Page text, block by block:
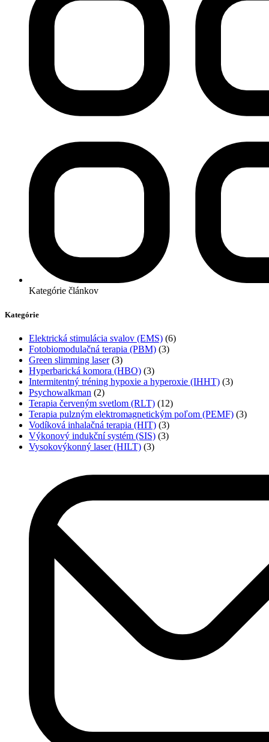
Kategórie článkov
Kategórie
Elektrická stimulácia svalov (EMS) (6)
Fotobiomodulačná terapia (PBM) (3)
Green slimming laser(3)
Hyperbarická komora (HBO) (3)
Intermitentný tréning hypoxie a hyperoxie (IHHT) (3)
Psychowalkman (2)
Terapia červeným svetlom (RLT) (12)
Terapia pulzným elektromagnetickým poľom (PEMF) (3)
Vodíková inhalačná terapia (HIT) (3)
Výkonový indukční systém (SIS) (3)
Vysokovýkonný laser (HILT) (3)